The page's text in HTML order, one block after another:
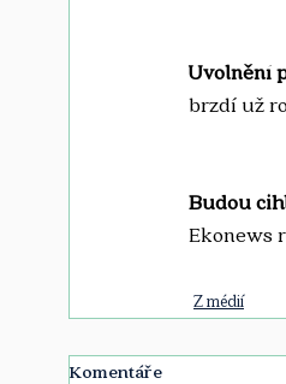
Uvolnění
brzdí už
Budou
Ekonews
Z médií
Komentáře